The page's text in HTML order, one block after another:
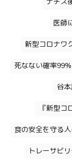
医師
新型コロナワ
死なない確率99%
谷
『新型
食の安全を守る人
トレーサビリ